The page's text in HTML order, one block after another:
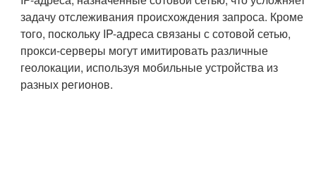
задачу отслеживания происхождения запроса. Кроме
того, поскольку IP-адреса связаны с сотовой сетью,
прокси-серверы могут имитировать различные
геолокации, используя мобильные устройства из
разных регионов.